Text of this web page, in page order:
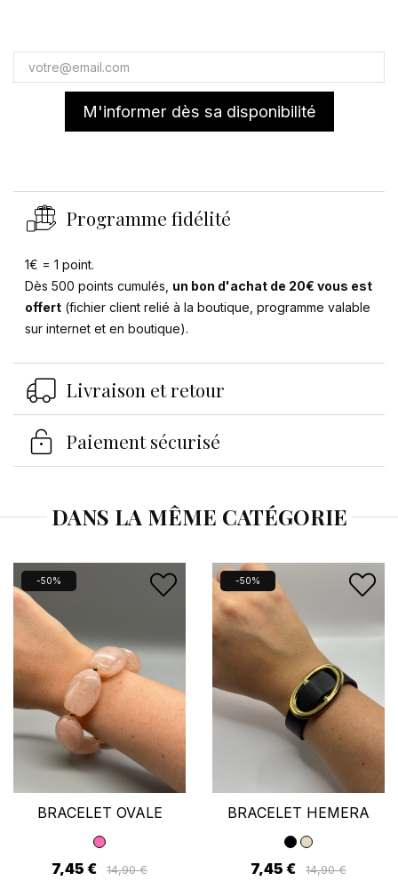
M'informer dès sa disponibilité
Programme fidélité
1€ = 1 point.
Dès 500 points cumulés, un bon d'achat de 20€ vous est
offert(fichier client relié à la boutique, programme valable
sur internet et en boutique).
Livraison et retour
Paiement sécurisé
DANS LA MÊME CATÉGORIE
-50%
BRACELET OVALE
7,45 € 14,90 €
-50%
BRACELET HEMERA
7,45 € 14,90 €
Se connecter ×
Vous devez être connecté pour enregistrer des
Annuler Se connecter